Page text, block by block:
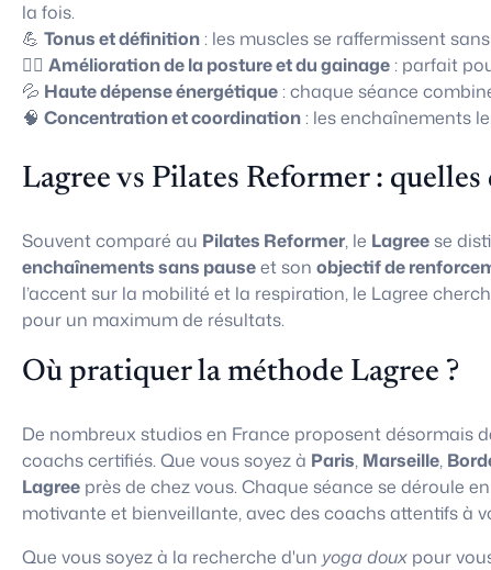
la fois.
💪 Tonus et définition: les muscles se raffermissent
🧘‍♀️ Amélioration de la posture et du gainage: parfait
💦 Haute dépense énergétique: chaque séance
🧠 Concentration et coordination: les enchaînements
Lagree vs Pilates Reformer : quelles
Souvent comparé au Pilates Reformer, le Lagree se
enchaînements sans pauseet son objectif de
l’accent sur la mobilité et la respiration, le Lagree
pour un maximum de résultats.
Où pratiquer la méthode Lagree ?
De nombreux studios en France proposent désormais
coachs certifiés. Que vous soyez à Paris, Marseille,
Lagree près de chez vous. Chaque séance se déroule
motivante et bienveillante, avec des coachs attentifs à
Que vous soyez à la recherche d'un yoga doux pour